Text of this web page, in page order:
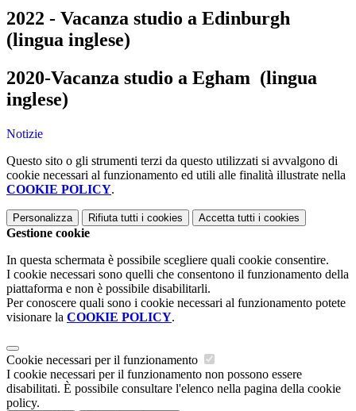
2022 - Vacanza studio a Edinburgh
(lingua inglese)
2020-Vacanza studio a Egham (lingua
inglese)
Notizie
Questo sito o gli strumenti terzi da questo utilizzati si avvalgono di
cookie necessari al funzionamento ed utili alle finalità illustrate nella
COOKIE POLICY.
Personalizza Rifiuta tutti i cookies Accetta tutti i cookies
Gestione cookie
In questa schermata è possibile scegliere quali cookie consentire.
I cookie necessari sono quelli che consentono il funzionamento della
piattaforma e non è possibile disabilitarli.
Per conoscere quali sono i cookie necessari al funzionamento potete
visionare la COOKIE POLICY.
Cookie necessari per il funzionamento
I cookie necessari per il funzionamento non possono essere
disabilitati. È possibile consultare l'elenco nella pagina della cookie
policy.